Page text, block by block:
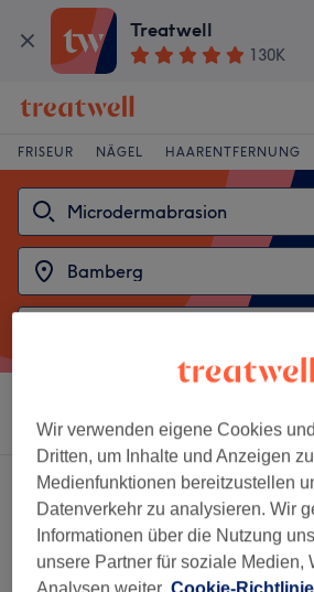
Treatwell
130K
FRISEUR NÄGEL HAARENTFERNUNG
2 Salons die anbieten:microdermabrasion in
Wir verwenden eigene Cookies
Dritten, um Inhalte und Anzeigen
Medienfunktionen bereitzustellen
Datenverkehr zu analysieren. Wir
Informationen über die Nutzung
unsere Partner für soziale Medien,